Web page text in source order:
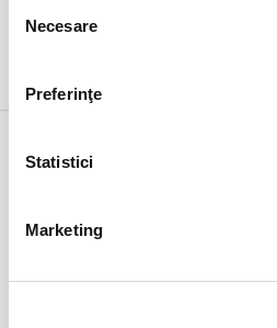
consimțământului
Necesare
Preferinţe
Statistici
Marketing
duminică